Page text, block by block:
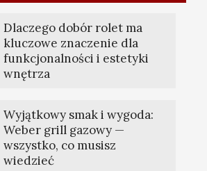
Dlaczego dobór rolet ma
kluczowe znaczenie dla
funkcjonalności i estetyki
wnętrza
Wyjątkowy smak i wygoda:
Weber grill gazowy —
wszystko, co musisz
wiedzieć